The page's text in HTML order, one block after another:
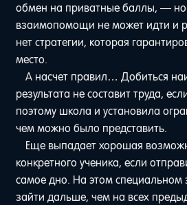
обмен на приватные баллы, — но
взаимопомощи не может идти и
нет стратегии, которая
место.
А насчет правил… Добиться
результата не составит труда,
поэтому школа и установила
чем можно было представить.
Еще выпадает хорошая
конкретного ученика, если
самое дно. На этом специальном
зайти дальше, чем на всех